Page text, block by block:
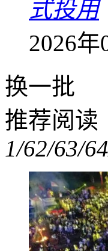
式投用
2026年
换一批
推荐阅读
1/62/63/6